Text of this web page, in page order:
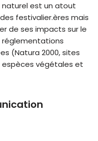
naturel est un atout
festivalier.ères mais
de ses impacts sur le
réglementations
(Natura 2000, sites
espèces végétales et